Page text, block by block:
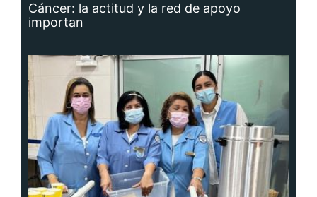
Cáncer: la actitud y la red de apoyo
importan